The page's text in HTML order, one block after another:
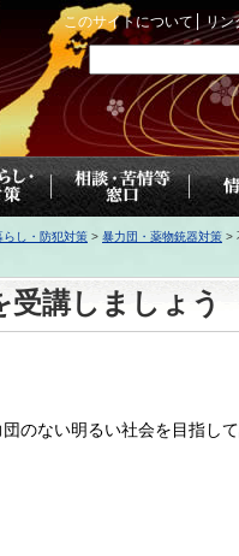
このサイトについて リン
らし・防犯対策 > 暴力団・薬物銃器対策 >
受講しましょう
のない明るい社会を目指し